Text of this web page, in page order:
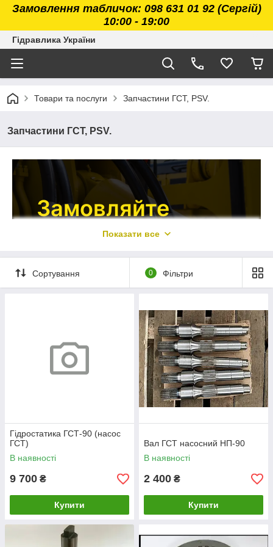
Замовлення табличок: 098 631 01 92 (Сергій)
10:00 - 19:00
Гідравлика України
Товари та послуги Запчастини ГСТ, PSV.
Запчастини ГСТ, PSV.
Замовляйте
запчастини ГСТ
інтернет-магазині «Гідравліка України»!
Показати все
Сортування 0 Фільтри
Гідростатика ГСТ-90 (насос
ГСТ)
В наявності
9 700 ₴
Купити
Вал ГСТ насосний НП-90
В наявності
2 400 ₴
Купити